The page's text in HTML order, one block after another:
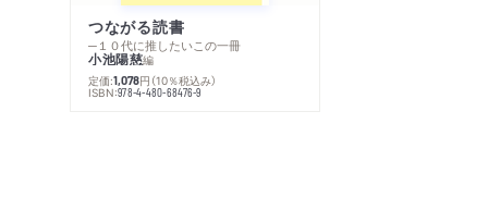
つながる読書
─１０代に推したいこの一冊
小池陽慈編
定価:1,078円 （10％税込み）
ISBN:978-4-480-68476-9